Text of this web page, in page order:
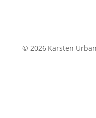
© 2026 Karsten